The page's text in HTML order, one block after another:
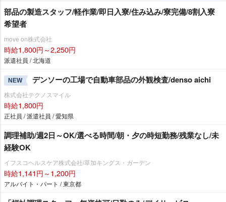
部品の製造スタッフ/軽作業/即日入寮/住み込み/寮完備/8割入寮
希望者
move on株式会社
時給1,800円～2,250円
派遣社員 / 北海道
NEW デンソーの工場で自動車部品の外観検査/denso aichi
株式会社テクノスマイル
時給1,800円
正社員 / 派遣社員 / 愛知県
調理補助/週2日～OK/選べる時間/朝・夕の時短勤務/残業なし/未
経験OK
イフスコヘルスケア株式会社/草加キングス・ガーデン
時給1,141円～1,200円
アルバイト・パート / 東京都